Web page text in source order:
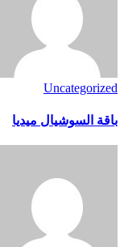
Uncategorized
باقة السوشيال ميديا